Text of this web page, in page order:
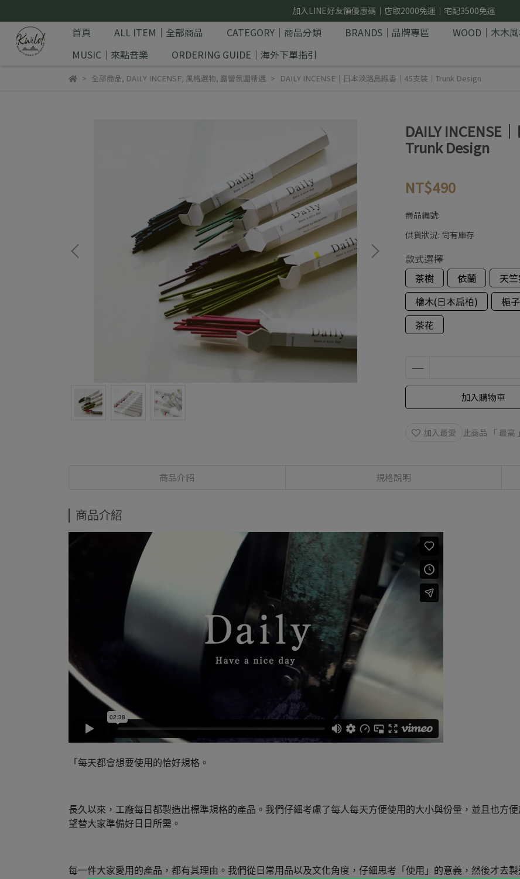
加入LINE好友領優惠碼｜店取2000免運｜宅配3500免運
首頁 ALL ITEM｜全部商品 CATEGORY｜商品分類 BRANDS｜品牌專區 WOOD｜木木
MUSIC｜來點音樂
ORDERING GUIDE｜海外下單指引
全部商品, DAILY INCENSE, 風格選物, 露營氛圍精選 DAILY INCENSE｜日本淡路島線香｜45支裝｜Trunk Design
DAILY INCENSE
Trunk Design
NT$490
商品編號:
供貨狀況: 尚有庫存
款式選擇
茶樹
依蘭 天
檜木(日本扁柏)
梔
茶花
加入購物車
加入最愛 此商品 「 最高
商品介紹 規格說明
商品介紹
「每天都會想要使用的恰好規格。
長久以來，工廠每日都製造出標準規格的產品。我們仔細考慮了每人每天方便使用的大小與份量，並且也方
望替大家準備好日日所需。
每一件大家愛用的產品，都有其理由。我們從日常用品以及文化角度，仔細思考「使用」的意義，然後才去製